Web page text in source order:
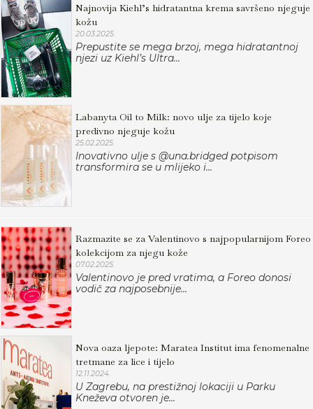
Najnovija Kiehl’s hidratantna krema savršeno njeguje
kožu
20.03.2025.
Prepustite se mega brzoj, mega hidratantnoj
njezi uz Kiehl’s Ultra...
Labanyta Oil to Milk: novo ulje za tijelo koje
predivno njeguje kožu
25.02.2025.
Inovativno ulje s @una.bridged potpisom
transformira se u mlijeko i...
Razmazite se za Valentinovo s najpopularnijom Foreo
kolekcijom za njegu kože
07.02.2025.
Valentinovo je pred vratima, a Foreo donosi
vodič za najposebnije...
Nova oaza ljepote: Maratea Institut ima fenomenalne
tretmane za lice i tijelo
12.11.2024.
U Zagrebu, na prestižnoj lokaciji u Parku
Kneževa otvoren je...